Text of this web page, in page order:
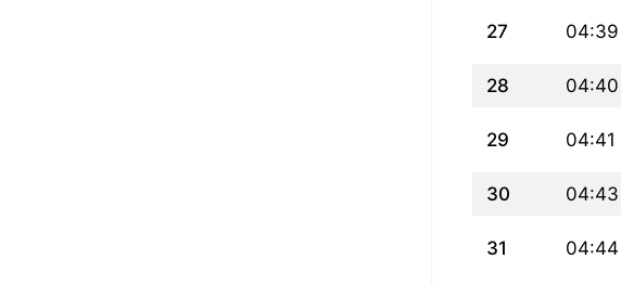
27 04:39
28 04:40
29 04:41
30 04:43
31 04:44